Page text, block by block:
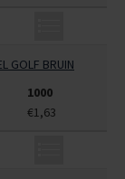
GOLF BRUIN
1000
€1,63